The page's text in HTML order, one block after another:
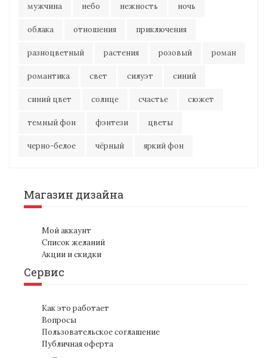
мужчина небо нежность ночь
облака отношения приключения
разноцветный растения розовый роман
романтика свет силуэт синий
синий цвет солнце счастье сюжет
темный фон фэнтези цветы
черно-белое чёрный яркий фон
Магазин дизайна
Мой аккаунт
Список желаний
Акции и скидки
Сервис
Как это работает
Вопросы
Пользовательское соглашение
Публичная оферта